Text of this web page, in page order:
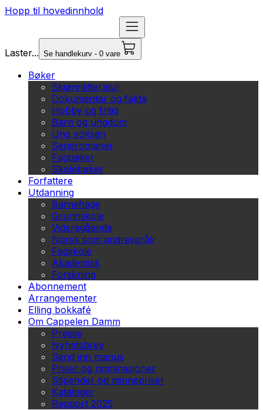
Hopp til hovedinnhold
Laster... Se handlekurv - 0 vare
Bøker
Skjønnlitteratur
Dokumentar og fakta
Hobby og fritid
Barn og ungdom
Ung voksen
Serieromaner
Fagbøker
Skolebøker
Forfattere
Utdanning
Barnehage
Grunnskole
Videregående
Norsk som andrespråk
Fagskole
Akademisk
Forskning
Abonnement
Arrangementer
Elling bokkafé
Om Cappelen Damm
Presse
Nyhetsbrev
Send inn manus
Priser og nominasjoner
Stipender og minnepriser
Kataloger
Rapport 2025